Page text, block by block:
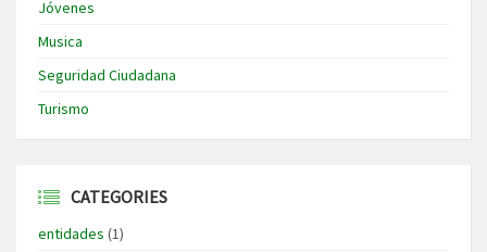
Jóvenes
Musica
Seguridad Ciudadana
Turismo
CATEGORIES
entidades (1)